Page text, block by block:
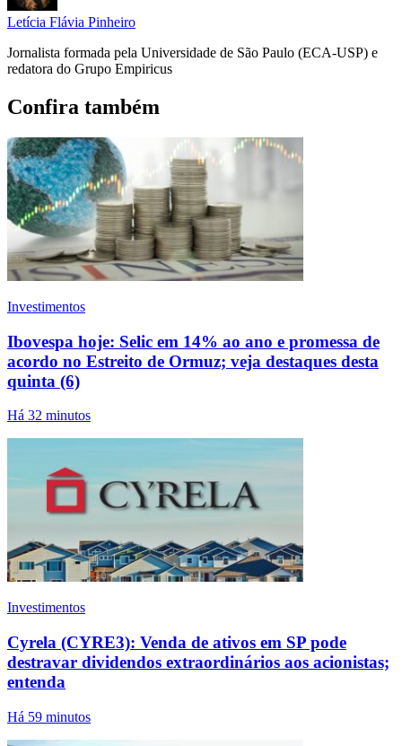
Letícia Flávia Pinheiro
Jornalista formada pela Universidade de São Paulo (ECA-USP) e
redatora do Grupo Empiricus
Confira também
Investimentos
Ibovespa hoje: Selic em 14% ao ano e promessa de
acordo no Estreito de Ormuz; veja destaques desta
quinta (6)
Há 32 minutos
Investimentos
Cyrela (CYRE3): Venda de ativos em SP pode
destravar dividendos extraordinários aos acionistas;
entenda
Há 59 minutos